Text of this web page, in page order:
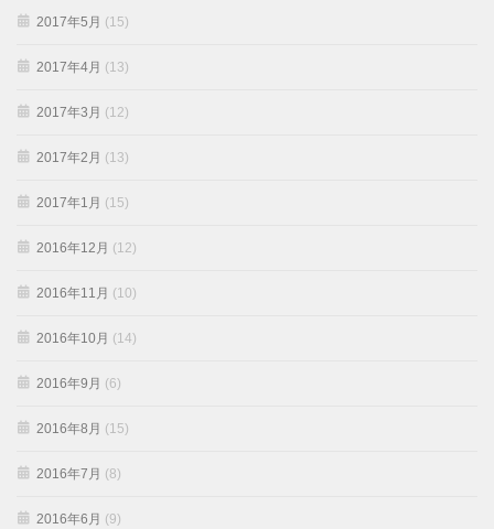
2017年5月 (15)
2017年4月 (13)
2017年3月 (12)
2017年2月 (13)
2017年1月 (15)
2016年12月 (12)
2016年11月 (10)
2016年10月 (14)
2016年9月 (6)
2016年8月 (15)
2016年7月 (8)
2016年6月 (9)